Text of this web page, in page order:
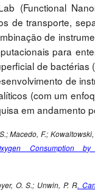
(Functional
de transporte,
de
para
de
de
(com um
em andamento
Macedo, F.;
Consumption by
O. S.; Unwin, P. R.